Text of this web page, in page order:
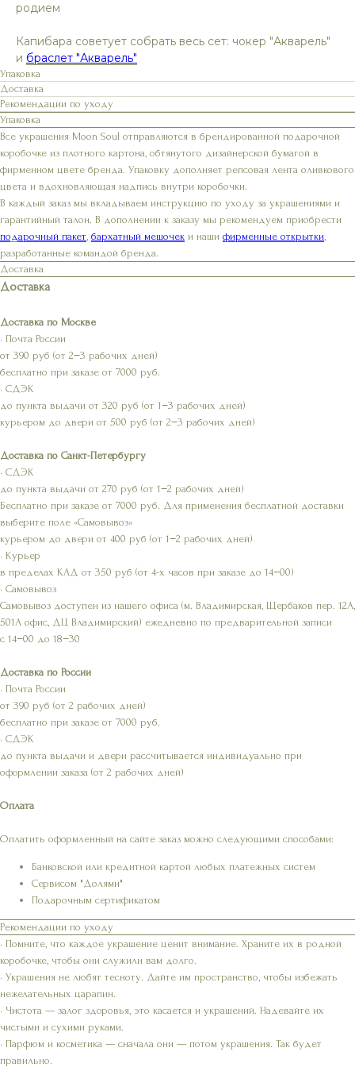
родием
Капибара советует собрать весь сет: чокер "Акварель"
и браслет "Акварель"
Упаковка
Доставка
Рекомендации по уходу
Упаковка
Все украшения Moon Soul отправляются в брендированной подарочной
коробочке из плотного картона, обтянутого дизайнерской бумагой в
фирменном цвете бренда. Упаковку дополняет репсовая лента оливкового
цвета и вдохновляющая надпись внутри коробочки.
В каждый заказ мы вкладываем инструкцию по уходу за украшениями и
гарантийный талон. В дополнении к заказу мы рекомендуем приобрести
подарочный пакет бархатный мешочек и наши фирменные открытки
разработанные командой бренда.
Доставка
Доставка
Доставка по Москве
• Почта России
от 390 руб (от 2−3 рабочих дней)
бесплатно при заказе от 7000 руб.
• СДЭК
до пункта выдачи от 320 руб (от 1−3 рабочих дней)
курьером до двери от 500 руб (от 2−3 рабочих дней)
Доставка по Санкт-Петербургу
• СДЭК
до пункта выдачи от 270 руб (от 1−2 рабочих дней)
Бесплатно при заказе от 7000 руб. Для применения бесплатной доставки
выберите поле «Самовывоз»
курьером до двери от 400 руб (от 1−2 рабочих дней)
• Курьер
в пределах КАД от 350 руб (от 4-х часов при заказе до 14−00)
• Самовывоз
Самовывоз доступен из нашего офиса (м. Владимирская, Щербаков пер. 12А,
501А офис, ДЦ Владимирский) ежедневно по предварительной записи
с 14−00 до 18−30
Доставка по России
• Почта России
от 390 руб (от 2 рабочих дней)
бесплатно при заказе от 7000 руб.
• СДЭК
до пункта выдачи и двери рассчитывается индивидуально при
оформлении заказа (от 2 рабочих дней)
Оплата
Оплатить оформленный на сайте заказ можно следующими способами:
Банковской или кредитной картой любых платежных систем
Сервисом "Долями"
Подарочным сертификатом
Рекомендации по уходу
• Помните, что каждое украшение ценит внимание. Храните их в родной
коробочке, чтобы они служили вам долго.
• Украшения не любят тесноту. Дайте им пространство, чтобы избежать
нежелательных царапин.
• Чистота — залог здоровья, это касается и украшений. Надевайте их
чистыми и сухими руками.
• Парфюм и косметика — сначала они — потом украшения. Так будет
правильно.